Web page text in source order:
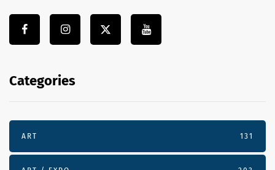
Categories
ART 131